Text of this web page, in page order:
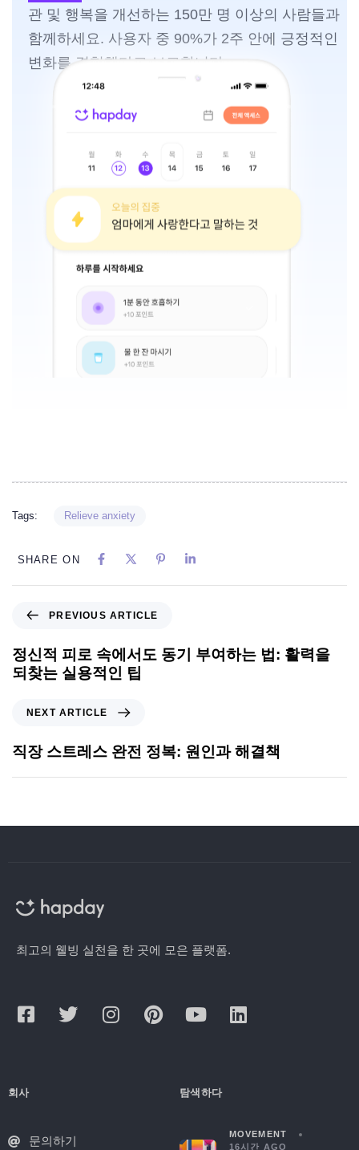
관 및 행복을 개선하는 150만 명 이상의 사람들과
함께하세요. 사용자 중 90%가 2주 안에 긍정적인
변화를 경험했다고 보고합니다.
Tags: Relieve anxiety
SHARE ON
PREVIOUS ARTICLE
정신적 피로 속에서도 동기 부여하는 법: 활력을
되찾는 실용적인 팁
NEXT ARTICLE
직장 스트레스 완전 정복: 원인과 해결책
최고의 웰빙 실천을 한 곳에 모은 플랫폼.
회사
문의하기
탐색하다
MOVEMENT
16시간 AGO